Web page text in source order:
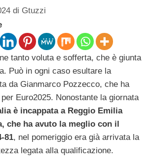
di Gtuzzi
tanto voluta e sofferta, che è giunta
Può in ogni caso esultare la
da Gianmarco Pozzecco, che ha
Euro2025. Nonostante la giornata
è incappata a Reggio Emilia
che ha avuto la meglio con il
81, nel pomeriggio era già arrivata la
legata alla qualificazione.